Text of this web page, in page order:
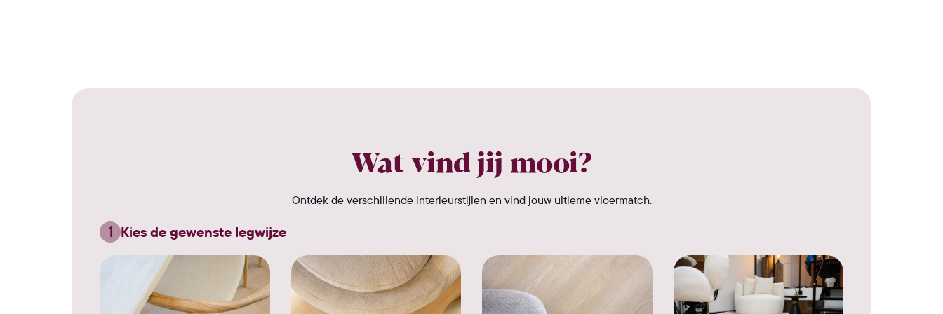
Wat vind jij mooi?
Ontdek de verschillende interieurstijlen en vind jouw ultieme vloermatch.
1 Kies de gewenste legwijze